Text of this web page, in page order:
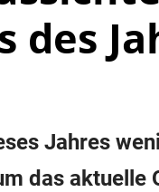
des
Jahres
das